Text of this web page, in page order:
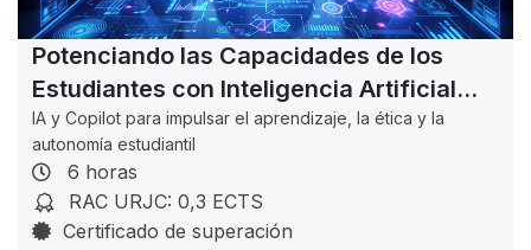
Potenciando las Capacidades de los
Estudiantes con Inteligencia Artificial
Generativa de Texto
IA y Copilot para impulsar el aprendizaje, la ética y la
autonomía estudiantil
6 horas
RAC URJC: 0,3 ECTS
Certificado de superación